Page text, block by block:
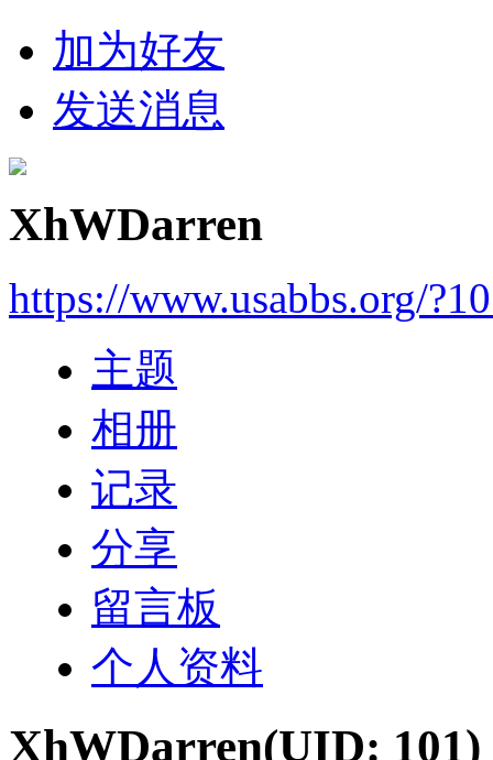
加为好友
发送消息
XhWDarren
https://www.usabbs.org/
主题
相册
记录
分享
留言板
个人资料
XhWDarren(UID: 101)